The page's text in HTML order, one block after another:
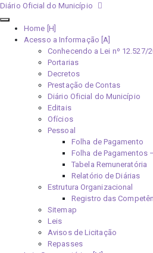
Diário Oficial do Município
Home [H]
Acesso a Informação [A]
Conhecendo a Lei nº 12.527/
Portarias
Decretos
Prestação de Contas
Diário Oficial do Município
Editais
Ofícios
Pessoal
Folha de Pagamento
Folha de Pagamentos
Tabela Remuneratória
Relatório de Diárias
Estrutura Organizacional
Registro das
Sitemap
Leis
Avisos de Licitação
Repasses